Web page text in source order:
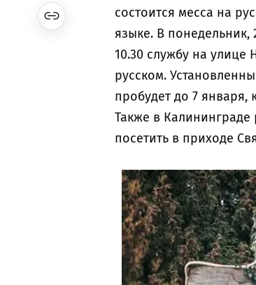
состоится месса на
языке. В понедельник,
10.30 службу на улице
русском.
пробудет до 7 января,
Также в
посетить в приходе